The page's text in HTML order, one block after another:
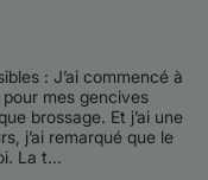
: J’ai commencé à
mes gencives
brossage. Et j’ai une
j’ai remarqué que le
La t...